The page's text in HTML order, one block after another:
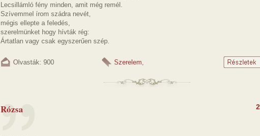
Lecsillámló fény minden, amit még remél.
Szívemmel írom szádra nevét,
mégis ellepte a feledés,
szerelmünket hogy hívták rég:
Ártatlan vagy csak egyszerűen szép.
Olvasták: 900 Szerelem,
Rózsa